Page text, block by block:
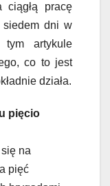
ciągłą pracę
siedem dni w
artykule
co to jest
działa.
pięcio
na
pięć